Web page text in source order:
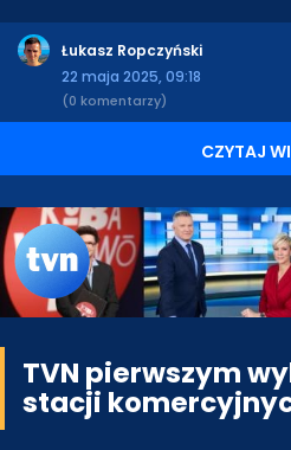
Łukasz Ropczyński
22 maja 2025, 09:18
(0 komentarzy)
CZYTAJ
TVN pierwszym
stacji